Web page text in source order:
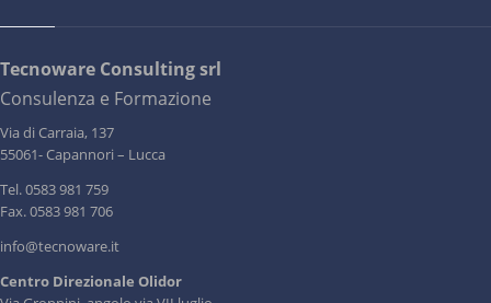
Tecnoware Consulting srl
Consulenza e Formazione
Via di Carraia, 137
55061- Capannori – Lucca
Tel. 0583 981 759
Fax. 0583 981 706
info@tecnoware.it
Centro Direzionale Olidor